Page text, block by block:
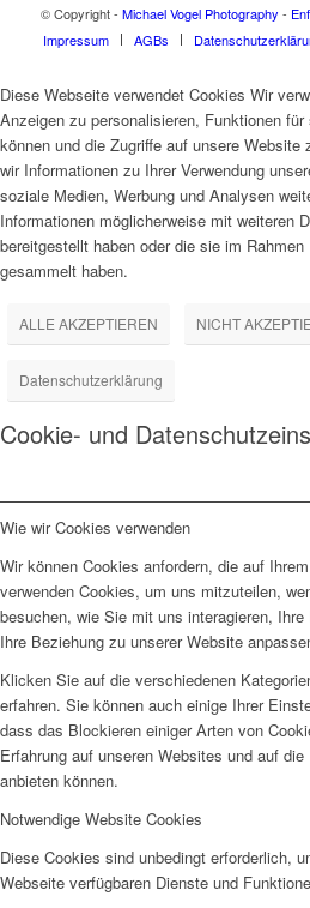
© Copyright - Michael Vogel Photography -
Impressum
AGBs
Diese Webseite verwendet Cookies Wir
Anzeigen zu personalisieren, Funktionen
können und die Zugriffe auf unsere
wir Informationen zu Ihrer Verwendung
soziale Medien, Werbung und Analysen
Informationen möglicherweise mit weiteren
bereitgestellt haben oder die sie im
gesammelt haben.
ALLE AKZEPTIEREN NICHT
Datenschutzerklärung
Cookie- und
Wie wir Cookies verwenden
Wir können Cookies anfordern, die auf
verwenden Cookies, um uns mitzuteilen,
besuchen, wie Sie mit uns interagieren,
Ihre Beziehung zu unserer Website
Klicken Sie auf die verschiedenen
erfahren. Sie können auch einige Ihrer
dass das Blockieren einiger Arten von
Erfahrung auf unseren Websites und auf
anbieten können.
Notwendige Website Cookies
Diese Cookies sind unbedingt erforderlich,
Webseite verfügbaren Dienste und